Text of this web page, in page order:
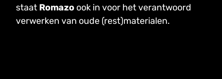
staat Romazo ook in voor het verantwoord
verwerken van oude (rest)materialen.